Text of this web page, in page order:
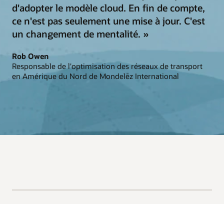
d'adopter le modèle cloud. En fin de compte,
ce n'est pas seulement une mise à jour. C'est
un changement de mentalité. »
Rob Owen
Responsable de l'optimisation des réseaux de transport
en Amérique du Nord de Mondelēz International